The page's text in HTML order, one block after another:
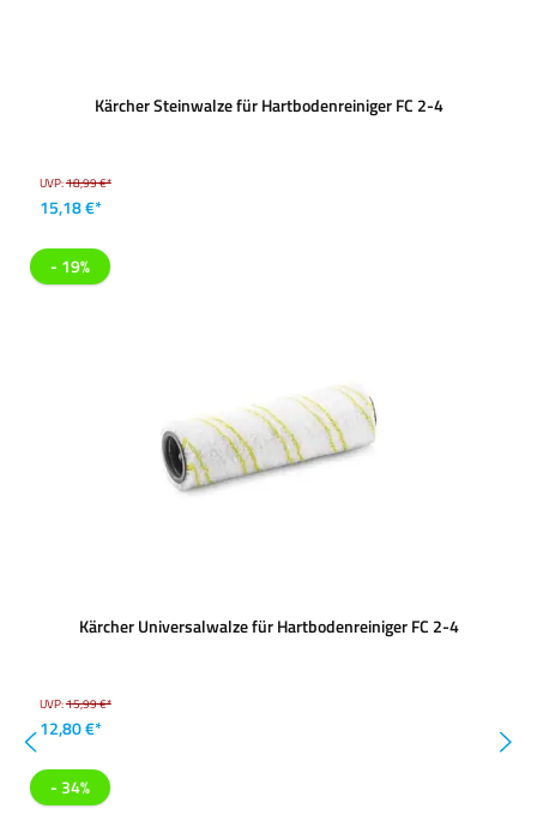
Kärcher Steinwalze für Hartbodenreiniger FC 2-4
UVP:18,99 €*
15,18 €*
- 19%
Kärcher Universalwalze für Hartbodenreiniger FC 2-4
UVP:15,99 €*
12,80 €*
- 34%